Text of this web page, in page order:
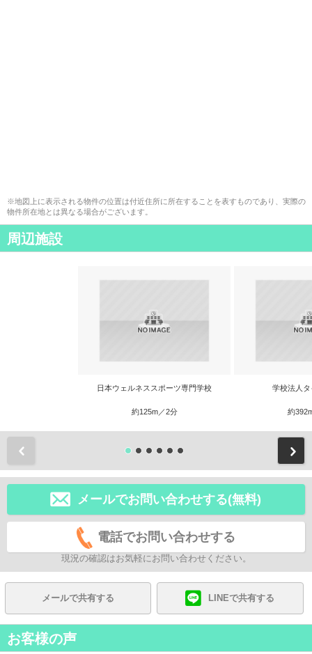
※地図上に表示される物件の位置は付近住所に所在することを表すものであり、実際の
物件所在地とは異なる場合がございます。
周辺施設
日本ウェルネススポーツ専門学校
約125m／2分
学校法人
約
メールでお問い合わせする(無料)
電話でお問い合わせする
現況の確認はお気軽にお問い合わせください。
メールで共有する LINEで共有する
お客様の声